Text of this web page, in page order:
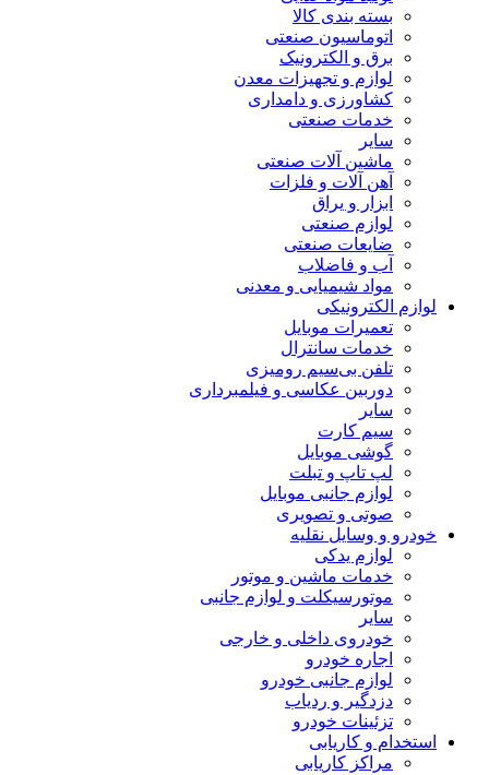
بسته بندی کالا
اتوماسیون صنعتی
برق و الکترونیک
لوازم و تجهیزات معدن
کشاورزی و دامداری
خدمات صنعتی
سایر
ماشین آلات صنعتی
آهن آلات و فلزات
ابزار و یراق
لوازم صنعتی
ضایعات صنعتی
آب و فاضلاب
مواد شیمیایی و معدنی
لوازم الکترونیکی
تعمیرات موبایل
خدمات سانترال
تلفن بی‌سیم رومیزی
دوربین عکاسی و فیلمبرداری
سایر
سیم کارت
گوشی موبایل
لپ تاپ و تبلت
لوازم جانبی موبایل
صوتی و تصویری
خودرو و وسایل نقلیه
لوازم یدکی
خدمات ماشین و موتور
موتورسیکلت و لوازم جانبی
سایر
خودروی داخلی و خارجی
اجاره خودرو
لوازم جانبی خودرو
دزدگیر و ردیاب
تزئینات خودرو
استخدام و کاریابی
مراکز کاریابی